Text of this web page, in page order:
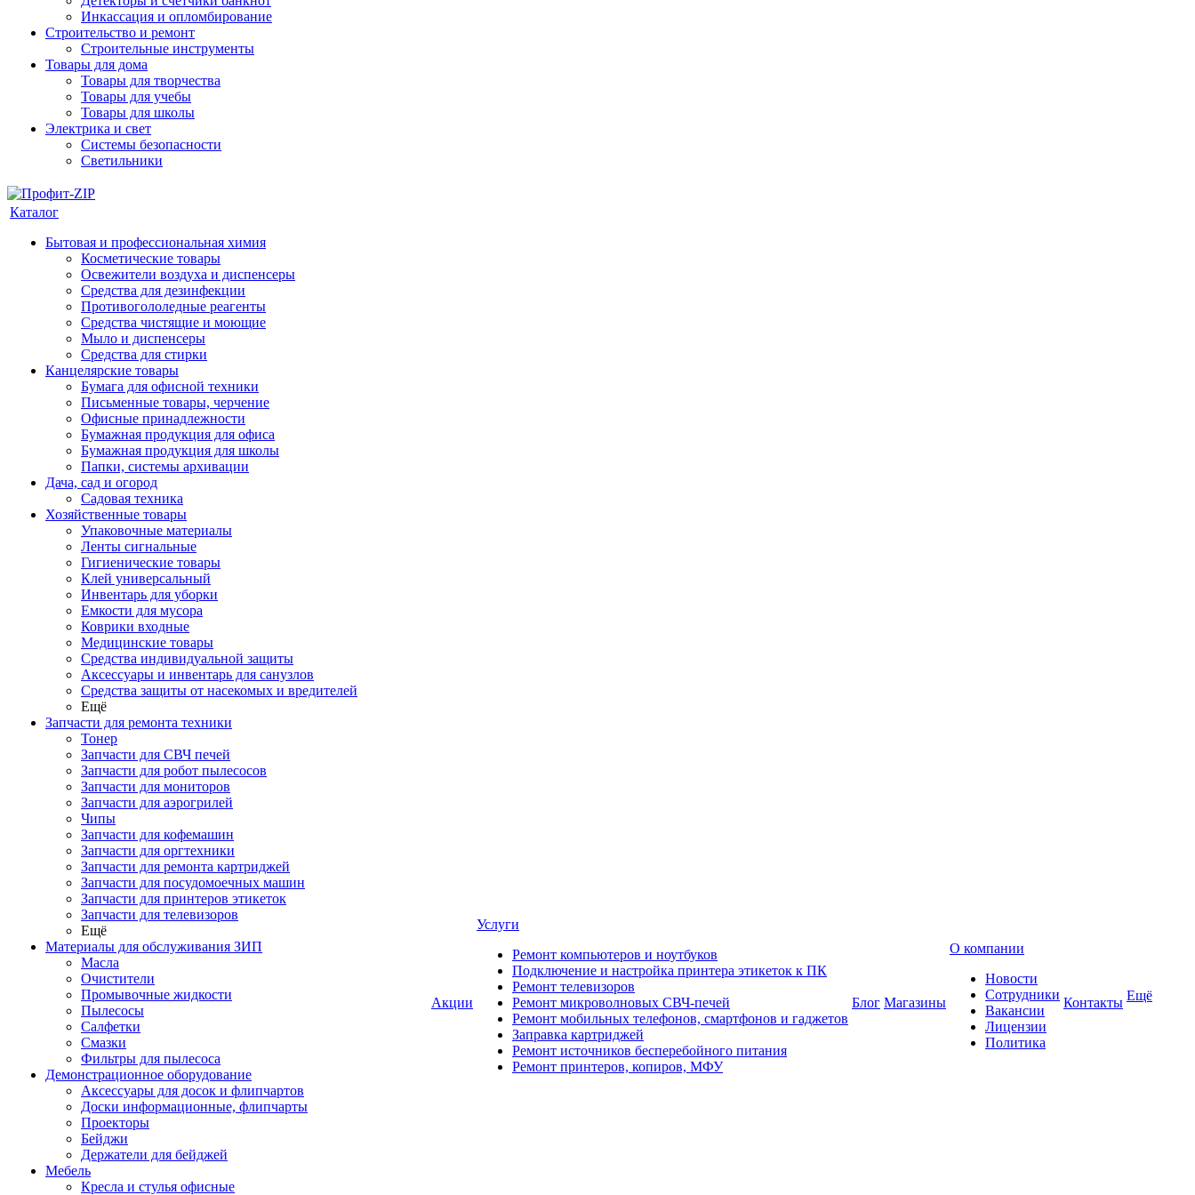
Инкассация и опломбирование
Строительство и ремонт
Строительные инструменты
Товары для дома
Товары для творчества
Товары для учебы
Товары для школы
Электрика и свет
Системы безопасности
Светильники
Каталог
Бытовая и профессиональная химия
Косметические товары
Освежители воздуха и диспенсеры
Средства для дезинфекции
Противогололедные реагенты
Средства чистящие и моющие
Мыло и диспенсеры
Средства для стирки
Канцелярские товары
Бумага для офисной техники
Письменные товары, черчение
Офисные принадлежности
Бумажная продукция для офиса
Бумажная продукция для школы
Папки, системы архивации
Дача, сад и огород
Садовая техника
Хозяйственные товары
Упаковочные материалы
Ленты сигнальные
Гигиенические товары
Клей универсальный
Инвентарь для уборки
Емкости для мусора
Коврики входные
Медицинские товары
Средства индивидуальной защиты
Аксессуары и инвентарь для санузлов
Средства защиты от насекомых и вредителей
Ещё
Запчасти для ремонта техники
Тонер
Запчасти для СВЧ печей
Запчасти для робот пылесосов
Запчасти для мониторов
Запчасти для аэрогрилей
Чипы
Запчасти для кофемашин
Запчасти для оргтехники
Запчасти для ремонта картриджей
Запчасти для посудомоечных машин
Запчасти для принтеров этикеток
Запчасти для телевизоров
Ещё
Материалы для обслуживания ЗИП
Масла
Очистители
Промывочные жидкости
Пылесосы
Салфетки
Смазки
Фильтры для пылесоса
Демонстрационное оборудование
Аксессуары для досок и флипчартов
Доски информационные, флипчарты
Проекторы
Бейджи
Держатели для бейджей
Мебель
Кресла и стулья офисные
Акции
Услуги
Ремонт компьютеров и ноутбуков
Подключение и настройка принтера этикеток к ПК
Ремонт телевизоров
Ремонт микроволновых СВЧ-печей
Ремонт мобильных телефонов, смартфонов и гаджетов
Заправка картриджей
Ремонт источников бесперебойного питания
Ремонт принтеров, копиров, МФУ
Блог Магазины
О компании
Новости
Сотрудники
Вакансии
Лицензии
Политика
Контакты Ещё